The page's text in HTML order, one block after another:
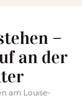
–
an der
am Louise-